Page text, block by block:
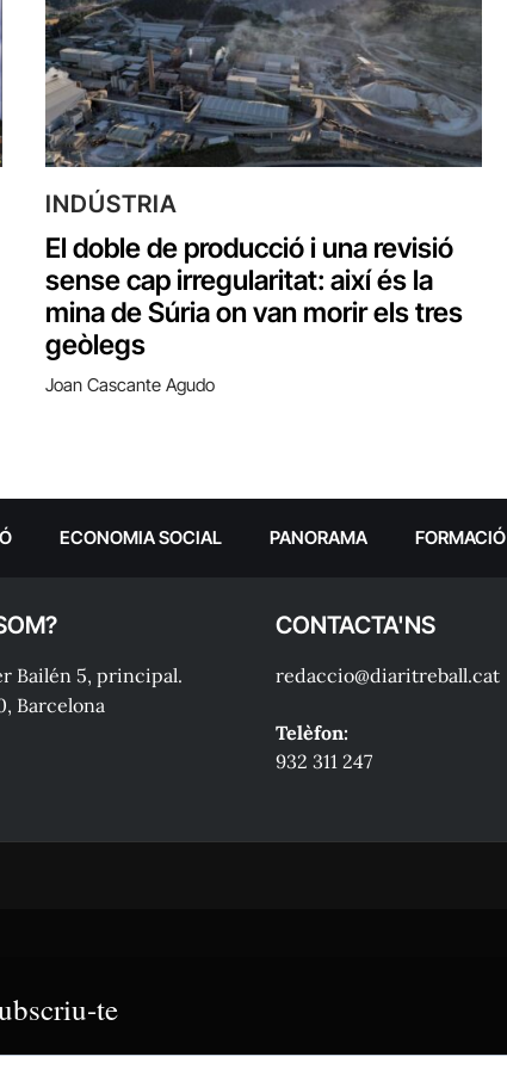
INDÚSTRIA
El doble de producció i una revisió
sense cap irregularitat: així és la
mina de Súria on van morir els tres
geòlegs
Joan Cascante Agudo
ECONOMIA SOCIAL PANORAMA FORMACIÓ
Bailén 5, principal.
Barcelona
CONTACTA'NS
redaccio@diaritreball.cat
Telèfon:
932 311 247